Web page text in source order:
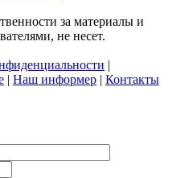
за материалы и
не несет.
|
| Наш информер | Контакты